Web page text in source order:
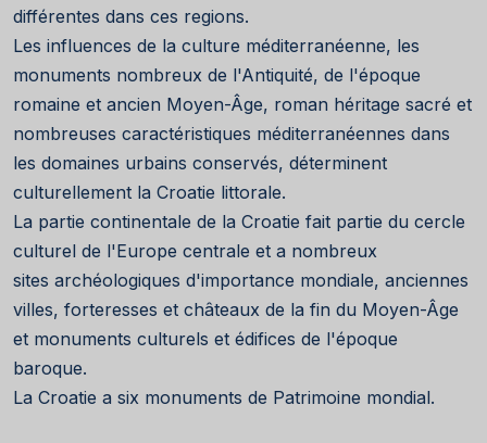
différentes dans ces regions.
Les influences de la culture méditerranéenne, les
monuments nombreux de l'Antiquité, de l'époque
romaine et ancien Moyen-Âge, roman héritage sacré et
nombreuses caractéristiques méditerranéennes dans
les domaines urbains conservés, déterminent
culturellement la Croatie littorale.
La partie continentale de la Croatie fait partie du cercle
culturel de l'Europe centrale et a nombreux
sites archéologiques d'importance mondiale, anciennes
villes, forteresses et châteaux de la fin du Moyen-Âge
et monuments culturels et édifices de l'époque
baroque.
La Croatie a six monuments de Patrimoine mondial.